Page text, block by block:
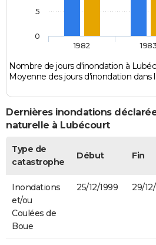
Nombre de jours d'inondation à
Moyenne des jours d'inondation dans
1982 1983
0
5
Dernières inondations
naturelle à Lubécourt
Type de
catastrophe
Début Fin
Inondations
et/ou
Coulées de
Boue
25/12/1999 29/